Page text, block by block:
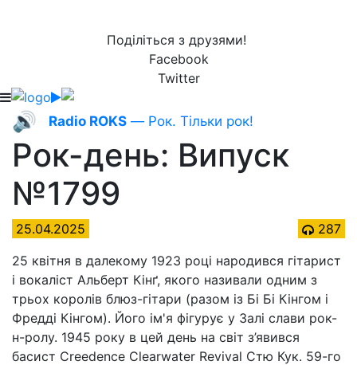
Поділіться з друзями!
Facebook
Twitter
🔊 Radio ROKS — Рок. Тільки рок!
Рок-день: Випуск
№1799
25.04.2025
287
25 квітня в далекому 1923 році народився гітарист
і вокаліст Альберт Кінґ, якого називали одним з
трьох королів блюз-гітари (разом із Бі Бі Кінгом і
Фредді Кінгом). Його ім'я фігурує у Залі слави рок-
н-ролу. 1945 року в цей день на світ з’явився
басист Creedence Clearwater Revival Стю Кук. 59-го